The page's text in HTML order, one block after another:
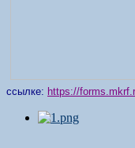
ссылке: https://